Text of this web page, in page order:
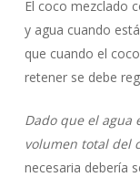
El coco mezclado
y agua cuando
que cuando el
retener se debe
Dado que el agua
volumen total del
necesaria debería